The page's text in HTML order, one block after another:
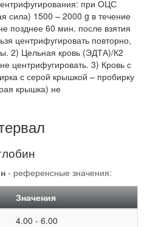
при ОЦС
сила) 1500 – 2000 g в течение
позднее 60 мин. после взятия
центрифугировать повторно,
2) Цельная кровь (ЭДТА)/К2
центрифугировать. 3) Кровь с
с серой крышкой – пробирку
крышка) не
- референсные значения:
Значения
4.00 - 6.00